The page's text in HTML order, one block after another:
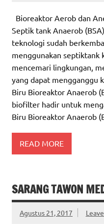
Bioreaktor Aerob dan
Septik tank Anaerob
teknologi sudah
menggunakan septiktank
mencemari lingkungan,
yang dapat mengganggu
Biru Bioreaktor Anaerob
biofilter hadir untuk
Biru Bioreaktor Anaerob
READ MORE
SARANG TAWON
Agustus 21, 2017